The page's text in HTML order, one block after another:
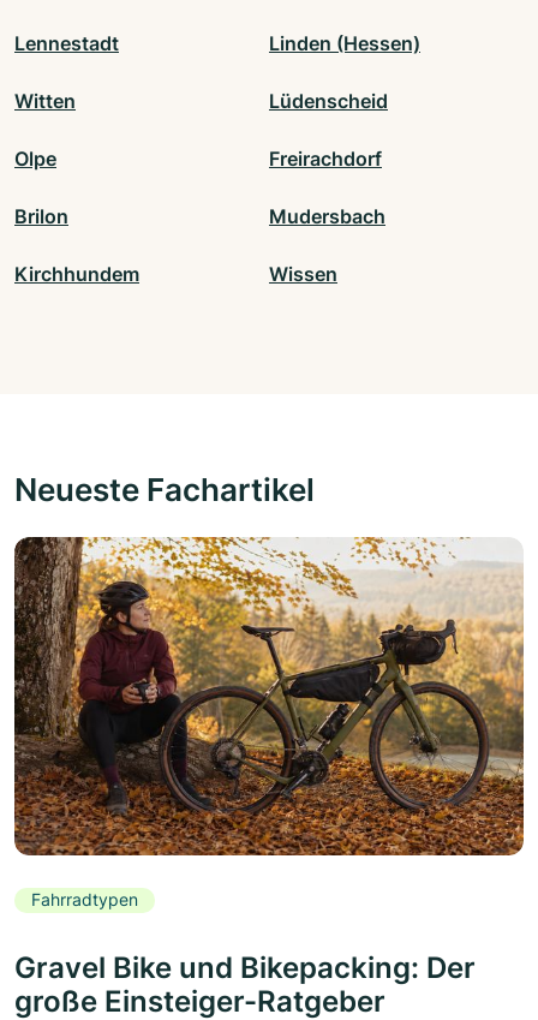
Lennestadt Linden (Hessen)
Witten Lüdenscheid
Olpe Freirachdorf
Brilon Mudersbach
Kirchhundem Wissen
Neueste Fachartikel
Fahrradtypen
Gravel Bike und Bikepacking: Der
große Einsteiger-Ratgeber